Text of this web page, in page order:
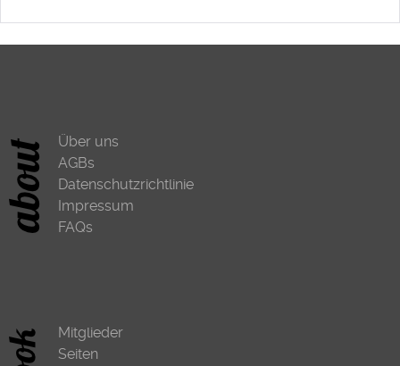
Über uns
AGBs
Datenschutzrichtlinie
Impressum
FAQs
Mitglieder
Seiten